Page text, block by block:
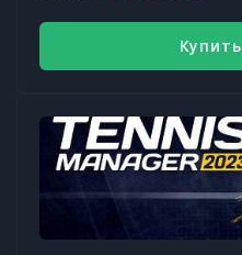
Купить